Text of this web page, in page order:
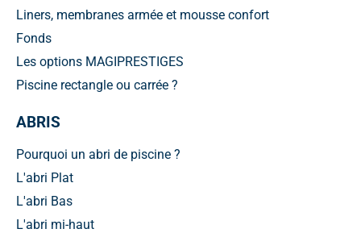
Liners, membranes armée et mousse confort
Fonds
Les options MAGIPRESTIGES
Piscine rectangle ou carrée ?
ABRIS
Pourquoi un abri de piscine ?
L'abri Plat
L'abri Bas
L'abri mi-haut